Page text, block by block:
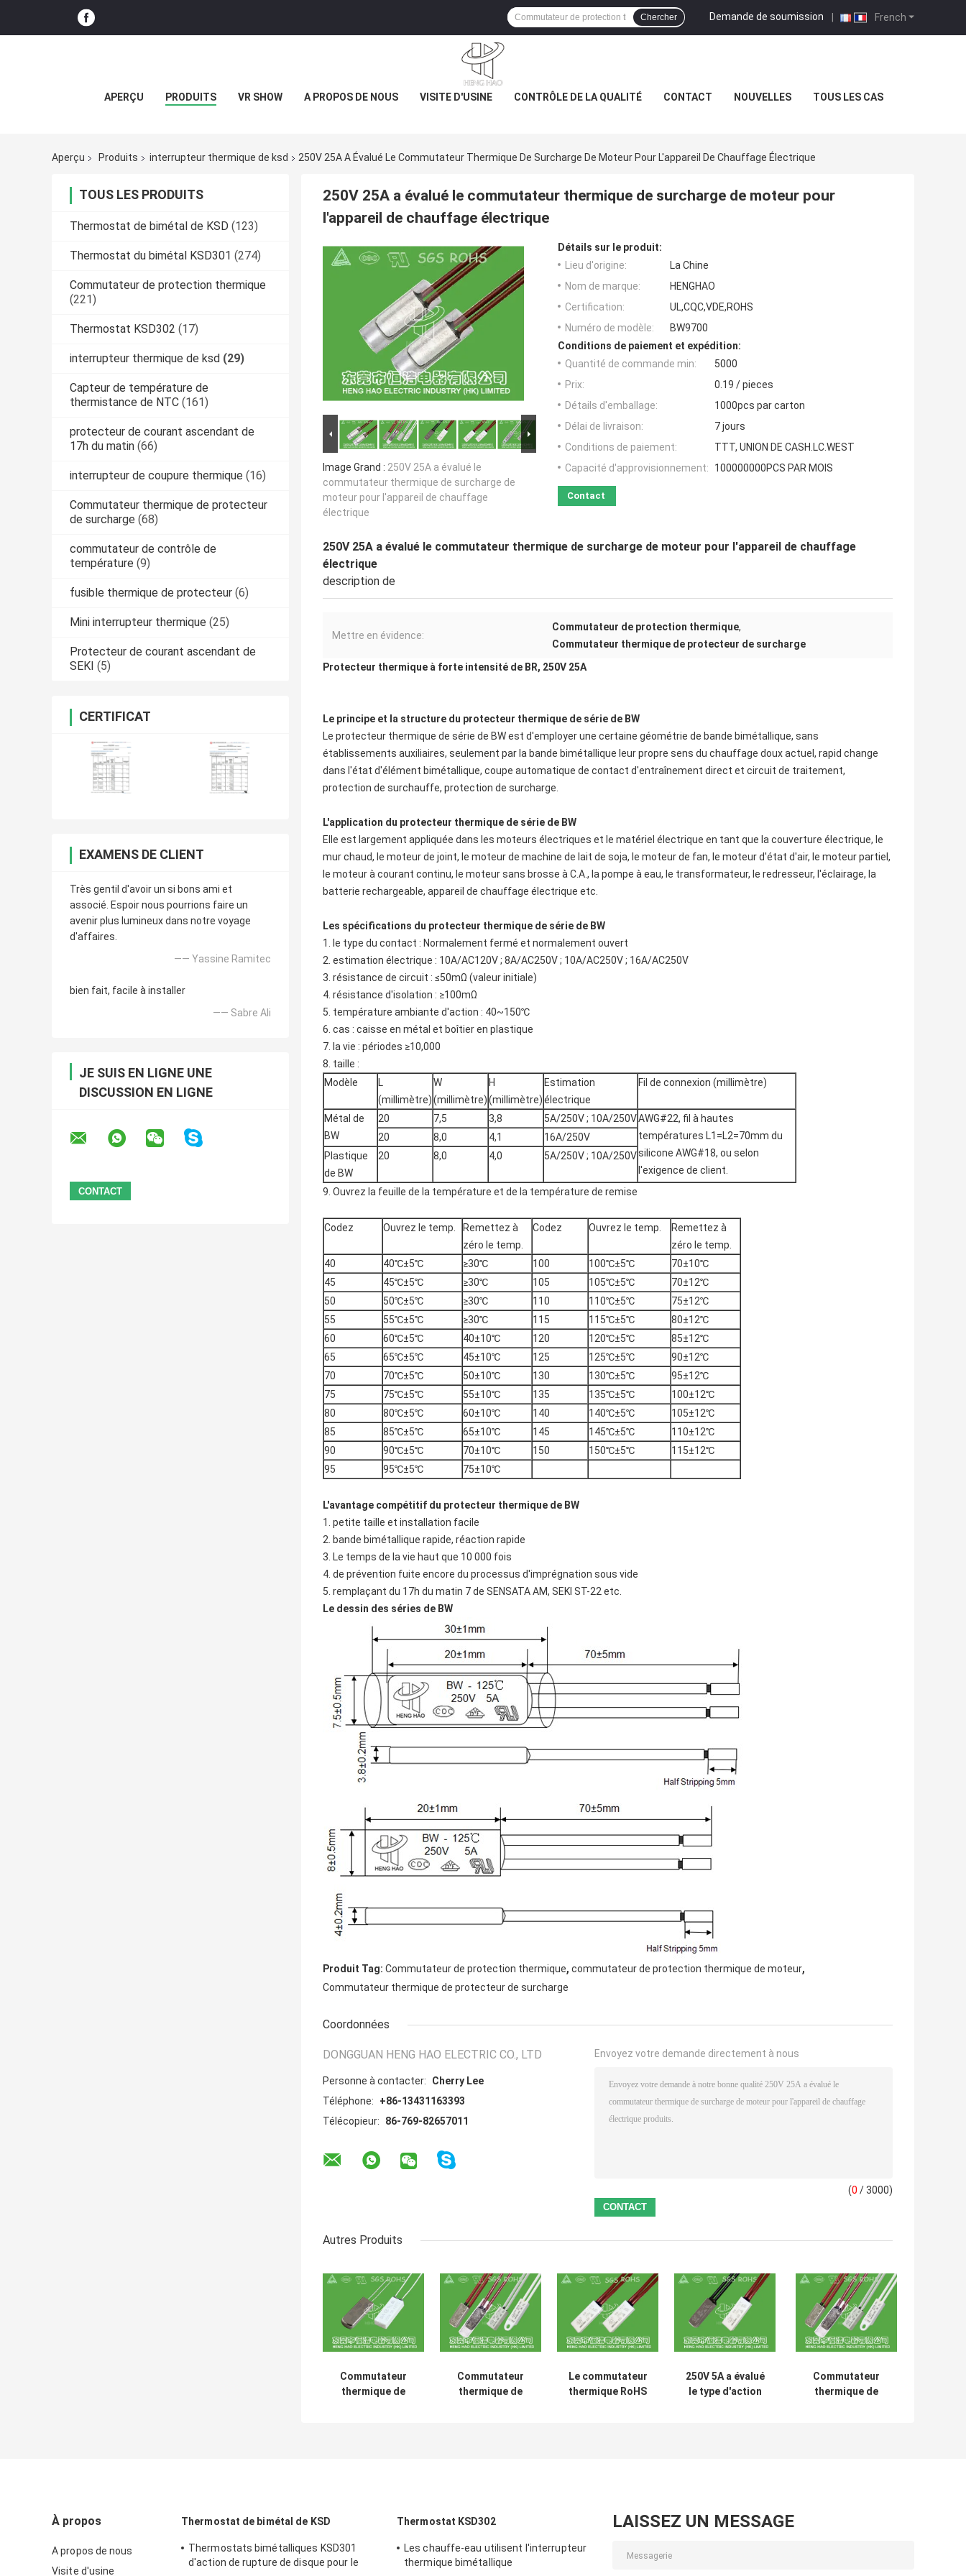
French
Demande de soumission |
Chercher
APERÇU PRODUITS VR SHOW A PROPOS DE NOUS VISITE D'USINE CONTRÔLE DE LA QUALITÉ CONTACT NOUVELLES TOUS LES CAS
Aperçu Produits interrupteur thermique de ksd 250V 25A A Évalué Le Commutateur Thermique De Surcharge De Moteur Pour L'appareil De Chauffage Électrique
TOUS LES PRODUITS
Thermostat de bimétal de KSD (123)
Thermostat du bimétal KSD301 (274)
Commutateur de protection thermique
(221)
Thermostat KSD302 (17)
interrupteur thermique de ksd (29)
Capteur de température de
thermistance de NTC (161)
protecteur de courant ascendant de
17h du matin (66)
interrupteur de coupure thermique (16)
Commutateur thermique de protecteur
de surcharge (68)
commutateur de contrôle de
température (9)
fusible thermique de protecteur (6)
Mini interrupteur thermique (25)
Protecteur de courant ascendant de
SEKI (5)
CERTIFICAT
EXAMENS DE CLIENT
Très gentil d'avoir un si bons ami et
associé. Espoir nous pourrions faire un
avenir plus lumineux dans notre voyage
d'affaires.
—— Yassine Ramitec
bien fait, facile à installer
—— Sabre Ali
JE SUIS EN LIGNE UNE
DISCUSSION EN LIGNE
250V 25A a évalué le commutateur thermique de surcharge de moteur pour
l'appareil de chauffage électrique
Image Grand : 250V 25A a évalué le
commutateur thermique de surcharge de
moteur pour l'appareil de chauffage
électrique
Détails sur le produit:
Lieu d'origine:
La Chine
Nom de marque:
HENGHAO
Certification:
UL,CQC,VDE,ROHS
Numéro de modèle:
BW9700
Conditions de paiement et expédition:
Quantité de commande min:
5000
Prix:
0.19 / pieces
Détails d'emballage:
1000pcs par carton
Délai de livraison:
7 jours
Conditions de paiement:
TTT, UNION DE CASH.LC.WEST
Capacité d'approvisionnement:
100000000PCS PAR MOIS
Contact
250V 25A a évalué le commutateur thermique de surcharge de moteur pour l'appareil de chauffage
électrique
description de
Mettre en évidence:
Commutateur de protection thermique,
Commutateur thermique de protecteur de surcharge
Protecteur thermique à forte intensité de BR, 250V 25A
Le principe et la structure du protecteur thermique de série de BW
Le protecteur thermique de série de BW est d'employer une certaine géométrie de bande bimétallique, sans
établissements auxiliaires, seulement par la bande bimétallique leur propre sens du chauffage doux actuel, rapid change
dans l'état d'élément bimétallique, coupe automatique de contact d'entraînement direct et circuit de traitement,
protection de surchauffe, protection de surcharge.
L'application du protecteur thermique de série de BW
Elle est largement appliquée dans les moteurs électriques et le matériel électrique en tant que la couverture électrique, le
mur chaud, le moteur de joint, le moteur de machine de lait de soja, le moteur de fan, le moteur d'état d'air, le moteur partiel,
le moteur à courant continu, le moteur sans brosse à C.A., la pompe à eau, le transformateur, le redresseur, l'éclairage, la
batterie rechargeable, appareil de chauffage électrique etc.
Les spécifications du protecteur thermique de série de BW
1. le type du contact : Normalement fermé et normalement ouvert
2. estimation électrique : 10A/AC120V ; 8A/AC250V ; 10A/AC250V ; 16A/AC250V
3. résistance de circuit : ≤50mΩ (valeur initiale)
4. résistance d'isolation : ≥100mΩ
5. température ambiante d'action : 40~150℃
6. cas : caisse en métal et boîtier en plastique
7. la vie : périodes ≥10,000
8. taille :
Modèle
L
(millimètre)
W
(millimètre)
H
(millimètre)
Estimation
électrique
Fil de connexion (millimètre)
Métal de
BW
20 7,5 3,8 5A/250V ; 10A/250VAWG#22, fil à hautes
températures L1=L2=70mm du
silicone AWG#18, ou selon
l'exigence de client.
20 8,0 4,1
16A/250V
Plastique
de BW
20 8,0 4,0 5A/250V ; 10A/250V
9. Ouvrez la feuille de la température et de la température de remise
Codez Ouvrez le temp.
Remettez à
zéro le temp.
Codez Ouvrez le temp.
Remettez à
zéro le temp.
40
40℃±5℃ ≥30℃ 100 100℃±5℃
70±10℃
45
45℃±5℃ ≥30℃ 105 105℃±5℃
70±12℃
50
50℃±5℃ ≥30℃ 110 110℃±5℃
75±12℃
55
55℃±5℃ ≥30℃ 115 115℃±5℃
80±12℃
60
60℃±5℃ 40±10℃ 120 120℃±5℃
85±12℃
65
65℃±5℃ 45±10℃ 125 125℃±5℃
90±12℃
70
70℃±5℃ 50±10℃ 130 130℃±5℃
95±12℃
75
75℃±5℃ 55±10℃ 135 135℃±5℃
100±12℃
80
80℃±5℃ 60±10℃ 140 140℃±5℃
105±12℃
85
85℃±5℃ 65±10℃ 145 145℃±5℃
110±12℃
90
90℃±5℃ 70±10℃ 150 150℃±5℃
115±12℃
95
95℃±5℃ 75±10℃
L'avantage compétitif du protecteur thermique de BW
1. petite taille et installation facile
2. bande bimétallique rapide, réaction rapide
3. Le temps de la vie haut que 10 000 fois
4. de prévention fuite encore du processus d'imprégnation sous vide
5. remplaçant du 17h du matin 7 de SENSATA AM, SEKI ST-22 etc.
Le dessin des séries de BW
Produit Tag: Commutateur de protection thermique, commutateur de protection thermique de moteur,
Commutateur thermique de protecteur de surcharge
Coordonnées
DONGGUAN HENG HAO ELECTRIC CO., LTD
Personne à contacter:
Cherry Lee
Téléphone:
+86-13431163393
Télécopieur:
86-769-82657011
Envoyez votre demande directement à nous
(0 / 3000)
Autres Produits
Commutateur
thermique de
Commutateur
thermique de
Le commutateur
thermique RoHS
250V 5A a évalué
le type d'action
Commutateur
thermique de
À propos
A propos de nous
Visite d'usine
Thermostat de bimétal de KSD
Thermostats bimétalliques KSD301
d'action de rupture de disque pour le
Thermostat KSD302
Les chauffe-eau utilisent l'interrupteur
thermique bimétallique
LAISSEZ UN MESSAGE